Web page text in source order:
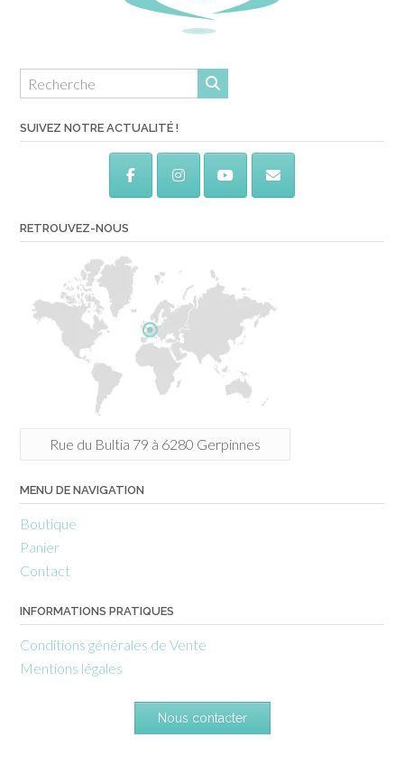
SUIVEZ NOTRE ACTUALITÉ !
RETROUVEZ-NOUS
Rue du Bultia 79 à 6280 Gerpinnes
MENU DE NAVIGATION
Boutique
Panier
Contact
INFORMATIONS PRATIQUES
Conditions générales de Vente
Mentions légales
Nous contacter